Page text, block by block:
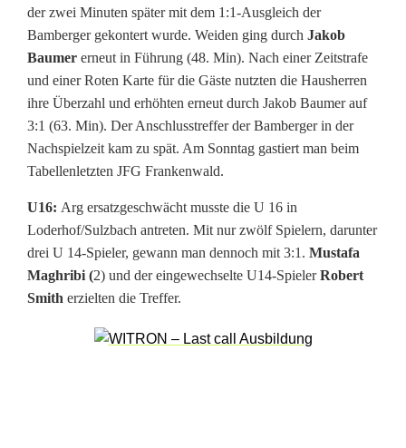
U
1
9
f
e
e
r
t
der zwei Minuten später mit dem 1:1-Ausgleich der
Bamberger gekontert wurde. Weiden ging durch Jakob
Baumer erneut in Führung (48. Min). Nach einer Zeitstrafe
und einer Roten Karte für die Gäste nutzten die Hausherren
ihre Überzahl und erhöhten erneut durch Jakob Baumer auf
3:1 (63. Min). Der Anschlusstreffer der Bamberger in der
Nachspielzeit kam zu spät. Am Sonntag gastiert man beim
Tabellenletzten JFG Frankenwald.
U16: Arg ersatzgeschwächt musste die U 16 in
Loderhof/Sulzbach antreten. Mit nur zwölf Spielern, darunter
drei U 14-Spieler, gewann man dennoch mit 3:1. Mustafa
Maghribi (2) und der eingewechselte U14-SpielerRobert
Smith erzielten die Treffer.